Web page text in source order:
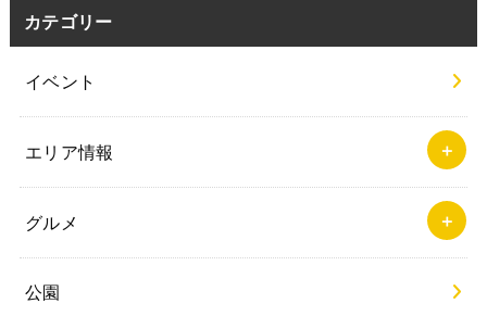
カテゴリー
イベント
エリア情報
グルメ
公園